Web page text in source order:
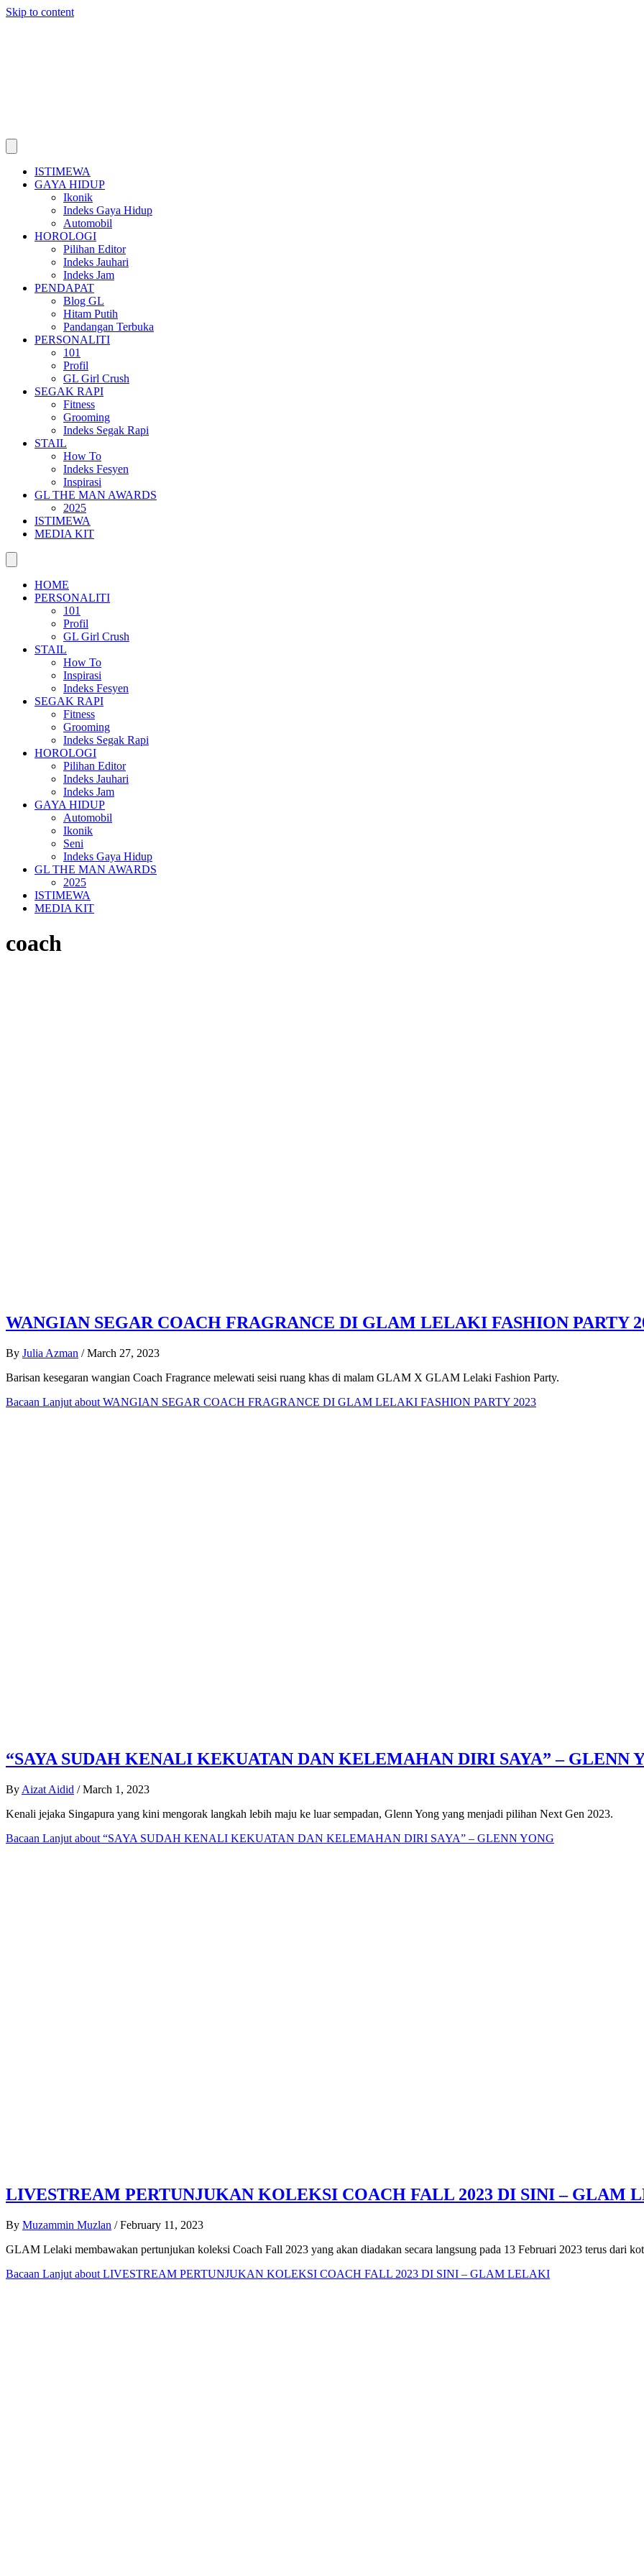
Skip to content
ISTIMEWA
GAYA HIDUP
Ikonik
Indeks Gaya Hidup
Automobil
HOROLOGI
Pilihan Editor
Indeks Jauhari
Indeks Jam
PENDAPAT
Blog GL
Hitam Putih
Pandangan Terbuka
PERSONALITI
101
Profil
GL Girl Crush
SEGAK RAPI
Fitness
Grooming
Indeks Segak Rapi
STAIL
How To
Indeks Fesyen
Inspirasi
GL THE MAN AWARDS
2025
ISTIMEWA
MEDIA KIT
HOME
PERSONALITI
101
Profil
GL Girl Crush
STAIL
How To
Inspirasi
Indeks Fesyen
SEGAK RAPI
Fitness
Grooming
Indeks Segak Rapi
HOROLOGI
Pilihan Editor
Indeks Jauhari
Indeks Jam
GAYA HIDUP
Automobil
Ikonik
Seni
Indeks Gaya Hidup
GL THE MAN AWARDS
2025
ISTIMEWA
MEDIA KIT
coach
WANGIAN SEGAR COACH FRAGRANCE DI GLAM LELAKI FASHION PARTY
By Julia Azman / March 27, 2023
Barisan kesegaran wangian Coach Fragrance melewati seisi ruang khas di malam GLAM X GLAM Lelaki Fashion Party.
Bacaan Lanjut about WANGIAN SEGAR COACH FRAGRANCE DI GLAM LELAKI FASHION PARTY 2023
“SAYA SUDAH KENALI KEKUATAN DAN KELEMAHAN DIRI SAYA” – GLENN
By Aizat Aidid / March 1, 2023
Kenali jejaka Singapura yang kini mengorak langkah lebih maju ke luar sempadan, Glenn Yong yang menjadi pilihan Next Gen 2023.
Bacaan Lanjut about “SAYA SUDAH KENALI KEKUATAN DAN KELEMAHAN DIRI SAYA” – GLENN YONG
LIVESTREAM PERTUNJUKAN KOLEKSI COACH FALL 2023 DI SINI – GLAM
By Muzammin Muzlan / February 11, 2023
GLAM Lelaki membawakan pertunjukan koleksi Coach Fall 2023 yang akan diadakan secara langsung pada 13 Februari 2023 terus dari
Bacaan Lanjut about LIVESTREAM PERTUNJUKAN KOLEKSI COACH FALL 2023 DI SINI – GLAM LELAKI